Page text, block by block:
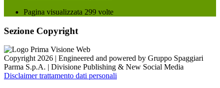
Pagina visualizzata 299 volte
Sezione Copyright
Copyright 2026 | Engineered and powered by Gruppo Spaggiari
Parma S.p.A. | Divisione Publishing & New Social Media
Disclaimer trattamento dati personali